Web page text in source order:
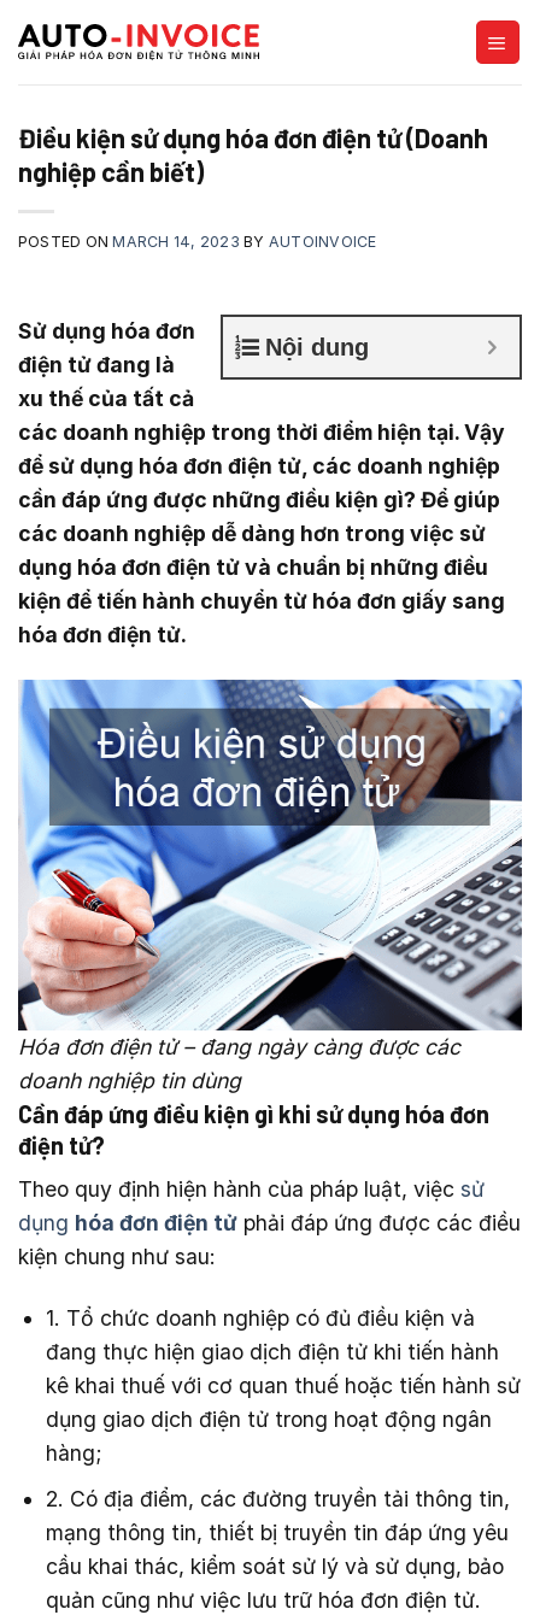
to
Điều kiện sử dụng hóa đơn điện tử (Doanh
nghiệp cần biết)
POSTED ONMARCH 14, 2023 BY AUTOINVOICE
Nội dung
Sử dụng hóa đơn
điện tử đang là
xu thế của tất cả
các doanh nghiệp trong thời điểm hiện tại. Vậy
để sử dụng hóa đơn điện tử, các doanh nghiệp
cần đáp ứng được những điều kiện gì? Để giúp
các doanh nghiệp dễ dàng hơn trong việc sử
dụng hóa đơn điện tử và chuẩn bị những điều
kiện để tiến hành chuyển từ hóa đơn giấy sang
hóa đơn điện tử.
Hóa đơn điện tử – đang ngày càng được các
doanh nghiệp tin dùng
Cần đáp ứng điều kiện gì khi sử dụng hóa đơn
điện tử?
Theo quy định hiện hành của pháp luật, việc sử
dụng hóa đơn điện tử phải đáp ứng được các điều
kiện chung như sau:
1. Tổ chức doanh nghiệp có đủ điều kiện và
đang thực hiện giao dịch điện tử khi tiến hành
kê khai thuế với cơ quan thuế hoặc tiến hành sử
dụng giao dịch điện tử trong hoạt động ngân
hàng;
2. Có địa điểm, các đường truyền tải thông tin,
mạng thông tin, thiết bị truyền tin đáp ứng yêu
cầu khai thác, kiểm soát sử lý và sử dụng, bảo
quản cũng như việc lưu trữ hóa đơn điện tử.